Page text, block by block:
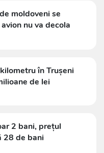
moldoveni se
nu va decola
în Trușeni
de lei
2 bani, prețul
28 de bani